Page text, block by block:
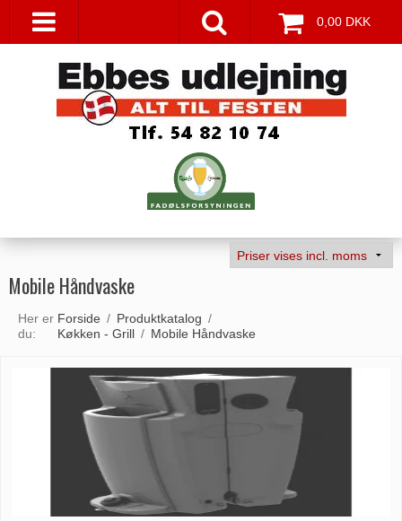
0,00 DKK
Mobile Håndvaske
Her er
du:
Forside / Produktkatalog /
Køkken - Grill / Mobile Håndvaske